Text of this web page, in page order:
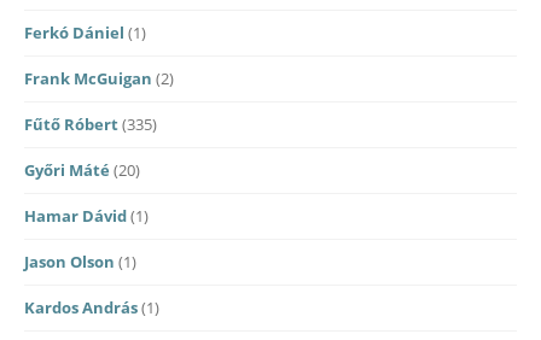
Ferkó Dániel (1)
Frank McGuigan (2)
Fűtő Róbert(335)
Győri Máté (20)
Hamar Dávid(1)
Jason Olson (1)
Kardos András(1)